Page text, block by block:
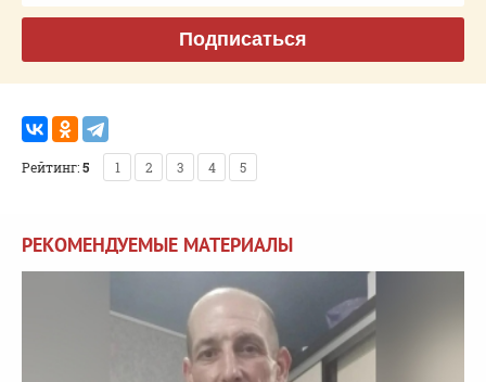
Подписаться
Рейтинг:5 1 2 3 4 5
РЕКОМЕНДУЕМЫЕ МАТЕРИАЛЫ